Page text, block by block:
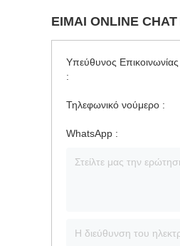
ΕΊΜΑΙ ONLINE
Υπεύθυνος Επικοινωνίας
:
Τηλεφωνικό νούμερο :
WhatsApp :